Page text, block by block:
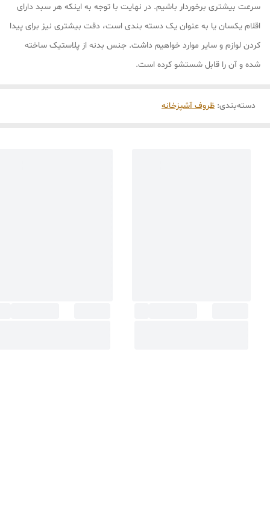
سرعت بیشتری برخوردار باشیم. در نهایت با توجه به اینکه هر سبد دارای
اقلام یکسان یا به عنوان یک دسته بندی است، دقت بیشتری نیز برای پیدا
کردن لوازم و سایر موارد خواهیم داشت. جنس بدنه از پلاستیک ساخته
شده و آن را قابل شستشو کرده است.
دسته‌بندی: ظروف آشپزخانه